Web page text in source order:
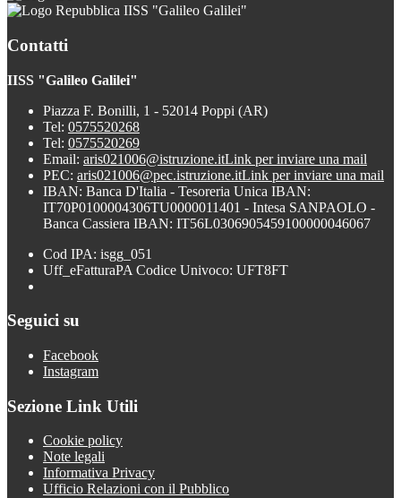
IISS "Galileo Galilei"
Contatti
IISS "Galileo Galilei"
Piazza F. Bonilli, 1 - 52014 Poppi (AR)
Tel: 0575520268
Tel: 0575520269
Email: aris021006@istruzione.itLink per inviare una mail
PEC: aris021006@pec.istruzione.itLink per inviare una mail
IBAN: Banca D'Italia - Tesoreria Unica IBAN:
IT70P0100004306TU0000011401 - Intesa SANPAOLO -
Banca Cassiera IBAN: IT56L0306905459100000046067
Cod IPA: isgg_051
Uff_eFatturaPA Codice Univoco: UFT8FT
Seguici su
Facebook
Instagram
Sezione Link Utili
Cookie policy
Note legali
Informativa Privacy
Ufficio Relazioni con il Pubblico